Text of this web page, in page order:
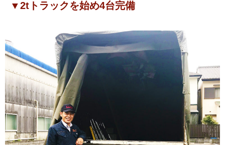
▼2tトラックを始め4台完備